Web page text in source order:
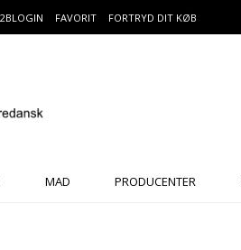
FAVORIT FORTRYD DIT KØB
MAD PRODUCENTER